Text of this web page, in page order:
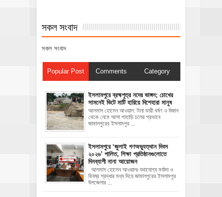
সকল সংবাদ
সকল সংবাদ
Popular Post Comments Category
ইসলামপুরে ব্রহ্মপুত্র নদের ভাঙ্গন; চোখের
সামনেই ভিটে মাটি হারিয়ে দিশেহারা মানুষ
আলমাস হোসেন আওয়াল: টানা ভারী বর্ষণ ও উজান
থেকে নেমে আসা পাহাড়ি ঢলের প্রভাবে
জামালপুরের ইসলামপুর ...
‎ইসলামপুরে ‘জুলাই গণঅভ্যুত্থান দিবস
২০২৬’ পালিত, শিক্ষা প্রতিষ্ঠানগুলোতে
দিনব্যাপী নানা আয়োজন
‎​আলমাস হোসেন আওয়ালঃ‎ ‎​যথাযোগ্য মর্যাদা ও
বিনম্র শ্রদ্ধার মধ্য দিয়ে জামালপুরের ইসলামপুর
উপজেলার ...